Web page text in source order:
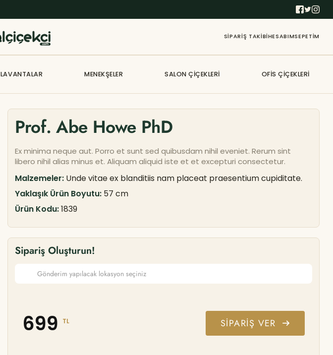
SIPARIŞ TAKIBIHESABIMSEPETIM
LAVANTALAR MENEKŞELER SALON ÇIÇEKLERI OFIS ÇIÇEKLERI
Prof. Abe Howe PhD
Ex minima neque aut. Porro et sunt sed quibusdam nihil eveniet. Rerum sint
libero nihil alias minus et. Aliquam aliquid iste et et excepturi consectetur.
Malzemeler: Unde vitae ex blanditiis nam placeat praesentium cupiditate.
Yaklaşık Ürün Boyutu: 57 cm
Ürün Kodu:1839
Sipariş Oluşturun!
699 TL SIPARIŞ VER